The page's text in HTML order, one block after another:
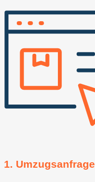
1. Umzugsanfrage